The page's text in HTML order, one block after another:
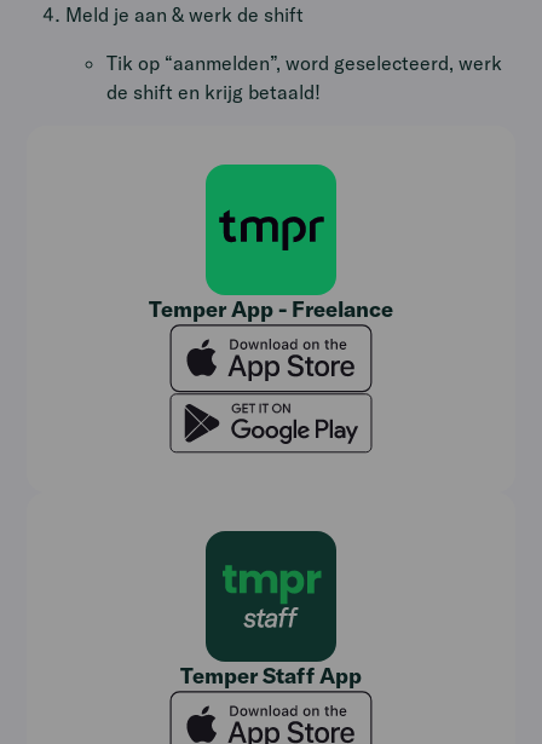
Temper App - Freelance
Temper Staff App
Meld je aan & werk de shift
Tik op “aanmelden”, word geselecteerd, werk
de shift en krijg betaald!